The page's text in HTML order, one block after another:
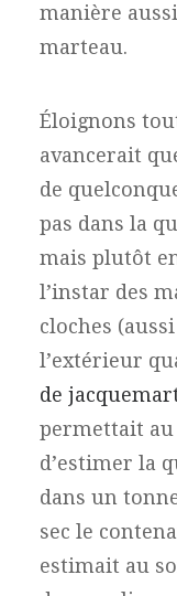
manière
marteau.
Éloignons
avancerait
de
pas dans la
mais plutôt
l’instar des
cloches
l’extérieur
de
permettait au
d’estimer la
dans un
sec le
estimait au